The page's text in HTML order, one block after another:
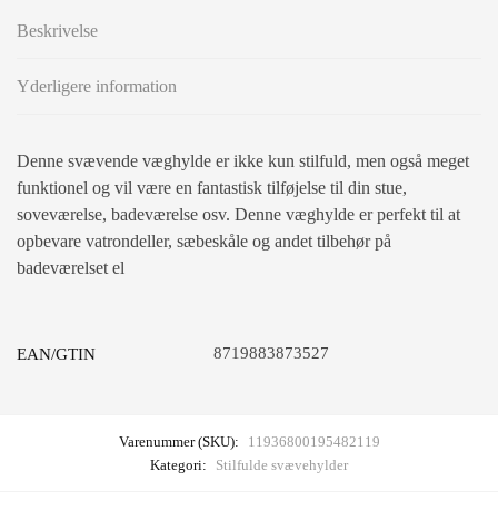
Beskrivelse
Yderligere information
Denne svævende væghylde er ikke kun stilfuld, men også meget
funktionel og vil være en fantastisk tilføjelse til din stue,
soveværelse, badeværelse osv. Denne væghylde er perfekt til at
opbevare vatrondeller, sæbeskåle og andet tilbehør på
badeværelset el
EAN/GTIN 8719883873527
Varenummer (SKU):
11936800195482119
Kategori:
Stilfulde svævehylder